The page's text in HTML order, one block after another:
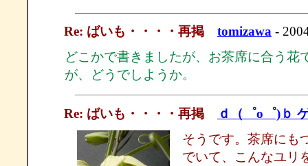
Re: ばいも・・・・再掲 tomizawa -
どこかで書きましたが、お茶席に合う
が、どうでしようか。
Re: ばいも・・・・再掲
ｄ（゜ο゜)ｂ
そうです。茶席にも
でいて、こんなユリ